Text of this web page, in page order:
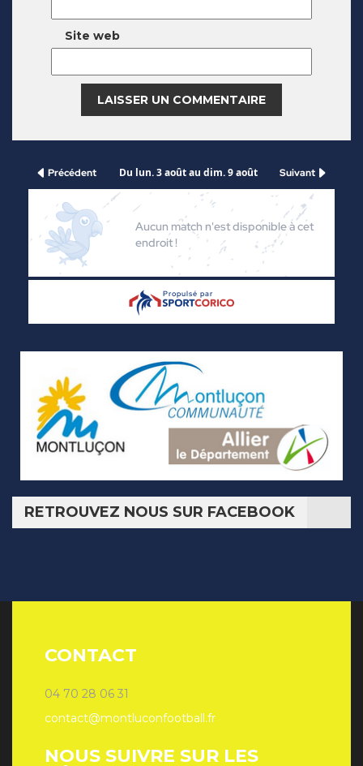
Site web
RETROUVEZ NOUS SUR FACEBOOK
CONTACT
04 70 28 06 31
contact@montluconfootball.fr
NOUS SUIVRE SUR LES